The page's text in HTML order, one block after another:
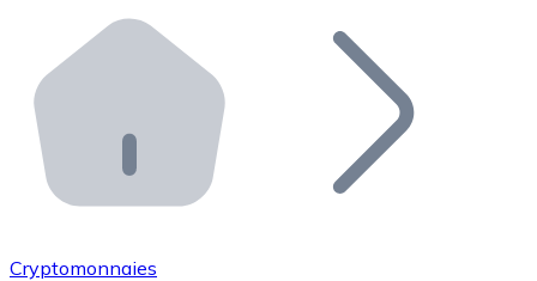
Distributeurs automatiques Bitnovo
Intégrez un ATM Bitnovo dans votre entreprise et
API Bitnovo
Intégrez notre API dans votre écosystème.
Rejoignez notre réseau de distributeurs et
Cryptomonnaies